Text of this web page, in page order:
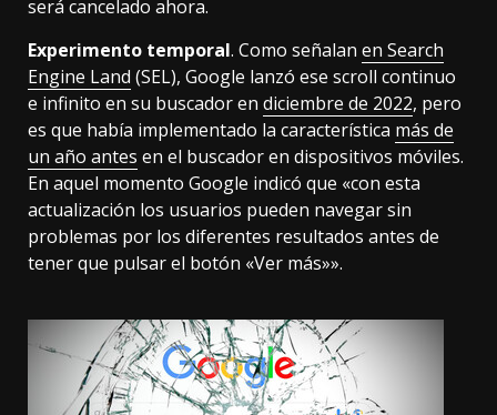
será cancelado ahora.
Experimento temporal. Como señalan en Search
Engine Land (SEL), Google lanzó ese scroll continuo
e infinito en su buscador en diciembre de 2022, pero
es que había implementado la característica más de
un año antes en el buscador en dispositivos móviles.
En aquel momento Google indicó que «con esta
actualización los usuarios pueden navegar sin
problemas por los diferentes resultados antes de
tener que pulsar el botón «Ver más»».